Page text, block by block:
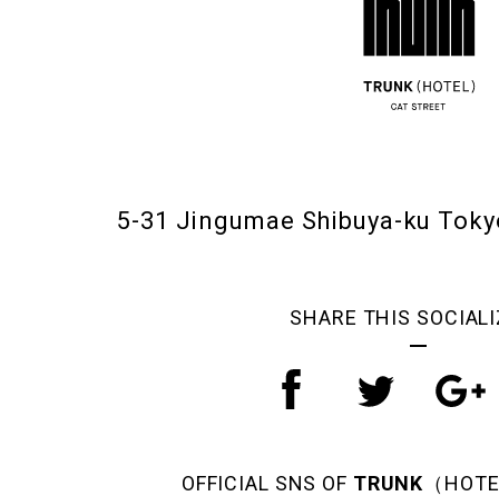
5-31 Jingumae Shibuya-ku
SHARE THIS
OFFICIAL SNS OF TRUNK （